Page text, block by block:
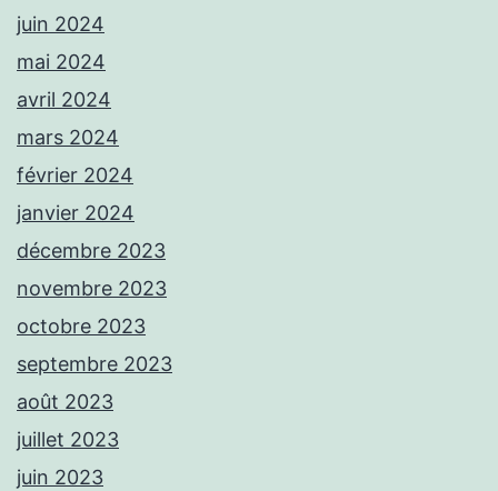
juin 2024
mai 2024
avril 2024
mars 2024
février 2024
janvier 2024
décembre 2023
novembre 2023
octobre 2023
septembre 2023
août 2023
juillet 2023
juin 2023